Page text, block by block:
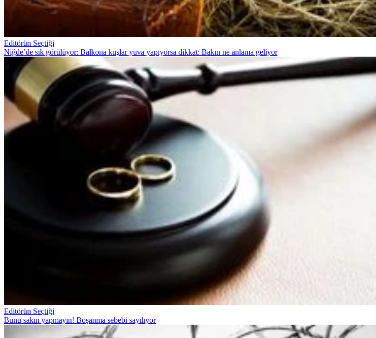
Editörün Seçtiği
Niğde’de sık görülüyor: Balkona kuşlar yuva yapıyorsa dikkat: Bakın ne anlama geliyor
Editörün Seçtiği
Bunu sakın yapmayın! Boşanma sebebi sayılıyor